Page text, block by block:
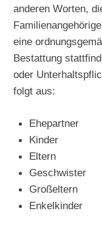
anderen Worten,
eine
Bestattung
oder
folgt aus:
Ehepartner
Kinder
Eltern
Geschwister
Großeltern
Enkelkinder